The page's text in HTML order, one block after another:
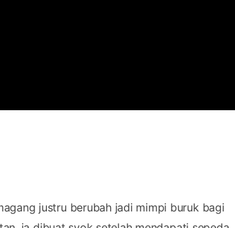
justru berubah jadi mimpi buruk bagi